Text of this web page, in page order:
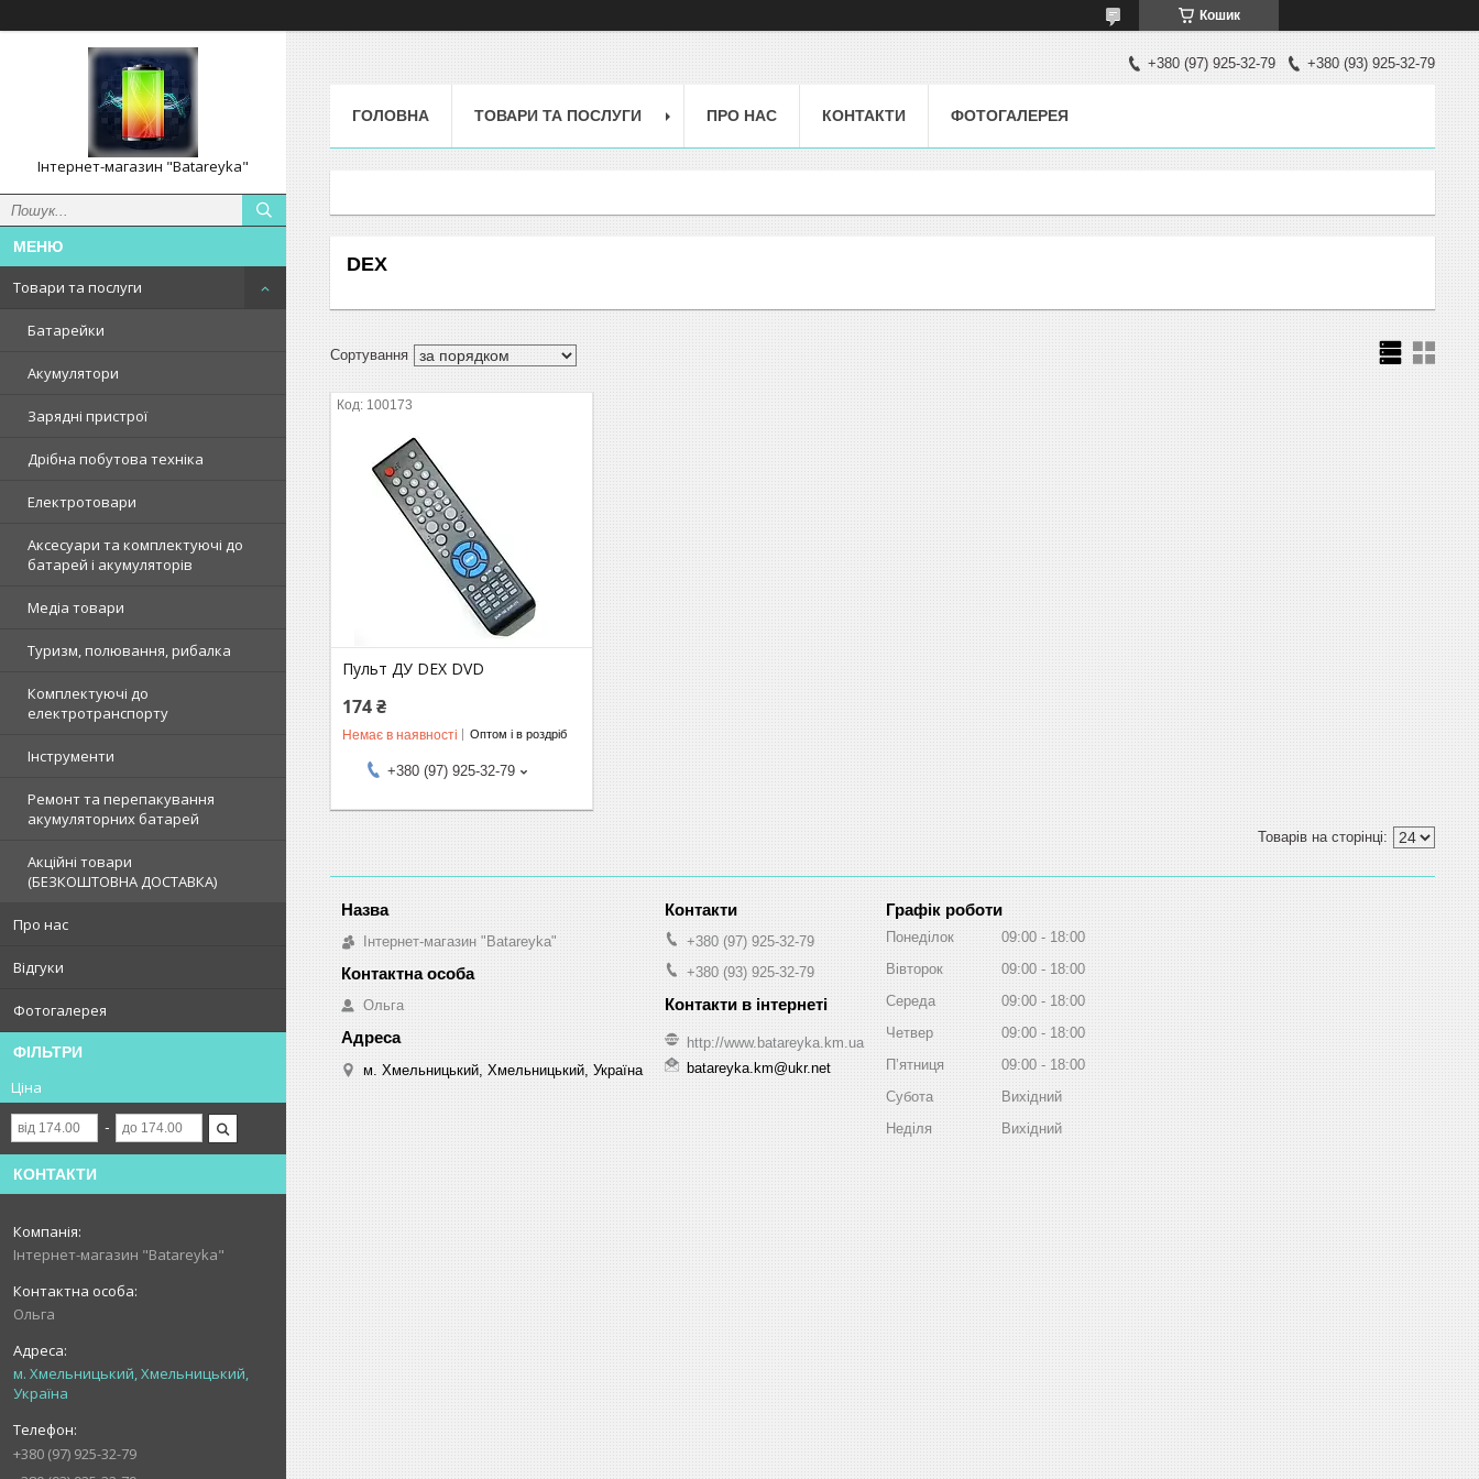
Кошик
Інтернет-магазин "Batareyka"
Товари та послуги
Батарейки
Акумулятори
Зарядні пристрої
Дрібна побутова техніка
Електротовари
Аксесуари та комплектуючі до
батарей і акумуляторів
Медіа товари
Туризм, полювання, рибалка
Комплектуючі до
електротранспорту
Інструменти
Ремонт та перепакування
акумуляторних батарей
Акційні товари
(БЕЗКОШТОВНА ДОСТАВКА)
Про нас
Відгуки
Фотогалерея
ФІЛЬТРИ
Ціна
КОНТАКТИ
Інтернет-магазин "Batareyka"
Ольга
м. Хмельницький, Хмельницький,
Україна
+380 (97) 925-32-79
+380 (97) 925-32-79 +380 (93) 925-32-79
ГОЛОВНА ТОВАРИ ТА ПОСЛУГИ ПРО НАС КОНТАКТИ ФОТОГАЛЕРЕЯ
DEX
100173
Пульт ДУ DEX DVD
174 ₴
Немає в наявності Оптом і в роздріб
+380 (97) 925-32-79
Інтернет-магазин "Batareyka"
Ольга
м. Хмельницький, Хмельницький, Україна
+380 (97) 925-32-79
+380 (93) 925-32-79
http://www.batareyka.km.ua
batareyka.km@ukr.net
Графік роботи
Понеділок 09:00
18:00
Вівторок
09:00
18:00
Середа
09:00
18:00
Четвер
09:00
18:00
Пʼятниця
09:00
18:00
Субота
Вихідний
Неділя
Вихідний